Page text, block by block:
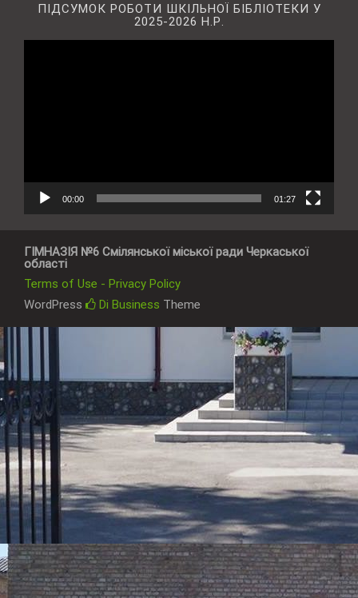
ПІДСУМОК РОБОТИ ШКІЛЬНОЇ БІБЛІОТЕКИ У
2025-2026 Н.Р.
00:00 01:27
ГІМНАЗІЯ №6 Смілянської міської ради Черкаської
області
Terms of Use - Privacy Policy
WordPress
Di Business Theme